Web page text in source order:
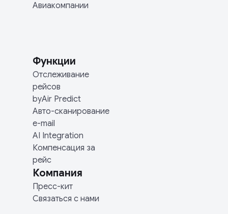
Авиакомпании
Функции
Отслеживание
рейсов
byAir Predict
Авто-сканирование
e-mail
AI Integration
Компенсация за
рейс
Компания
Пресс-кит
Связаться с нами